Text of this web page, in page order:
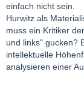
einfach nicht sein.
Hurwitz als
muss ein Kritiker
und links" gucken?
intellektuelle
analysieren einer